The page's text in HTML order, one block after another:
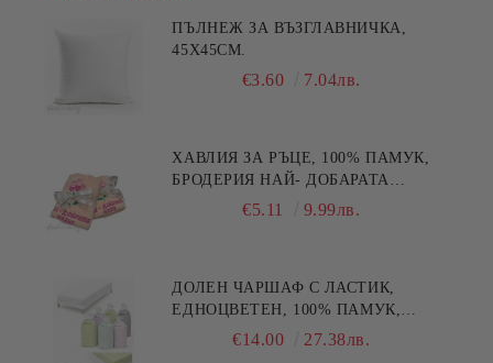
ПЪЛНЕЖ ЗА ВЪЗГЛАВНИЧКА,
45X45СМ.
€3.60 7.04лв.
ХАВЛИЯ ЗА РЪЦЕ, 100% ПАМУК,
БРОДЕРИЯ НАЙ- ДОБАРАТА
МАЙКА/БАБА , РАЗМЕР:
€5.11 9.99лв.
ДОЛЕН ЧАРШАФ С ЛАСТИК,
ЕДНОЦВЕТЕН, 100% ПАМУК,
РАЗЛИЧНИ РАЗМЕРИ
€14.00 27.38лв.